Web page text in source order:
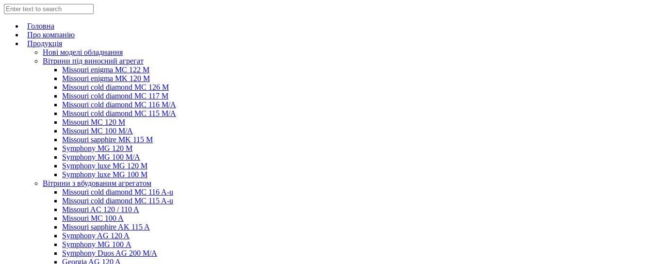
Головна
Про компанію
Продукція
Нові моделі обладнання
Вітрини під виносний агрегат
Missouri enigma MC 122 M
Missouri enigma MK 120 M
Missouri cold diamond MC 126 M
Missouri cold diamond MC 117 M
Missouri cold diamond MC 116 M/A
Missouri cold diamond MC 115 M/A
Missouri MC 120 M
Missouri MC 100 M/A
Missouri sapphire MK 115 M
Symphony MG 120 M
Symphony MG 100 M/А
Symphony luxe MG 120 M
Symphony luxe MG 100 M
Вітрини з вбудованим агрегатом
Missouri cold diamond MC 116 A-u
Missouri cold diamond MC 115 A-u
Missouri AC 120 / 110 A
Missouri MC 100 A
Missouri sapphire AK 115 A
Symphony AG 120 A
Symphony MG 100 А
Symphony Duos AG 200 M/A
Georgia AG 120 A